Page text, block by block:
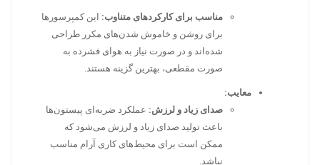
مناسب برای کارکردهای متناوب: این کمپرسورها
برای روشن و خاموش شدن‌های مکرر طراحی
شده‌اند و در صورت نیاز به هوای فشرده به
صورت مقطعی، بهترین گزینه هستند.
معایب:
صدای زیاد و لرزش: عملکرد ضربه‌ای پیستون‌ها
باعث تولید صدای زیاد و لرزش می‌شود که
ممکن است برای محیط‌های کاری آرام مناسب
نباشد.